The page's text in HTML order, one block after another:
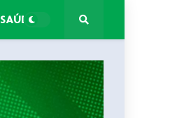
SAÚDE